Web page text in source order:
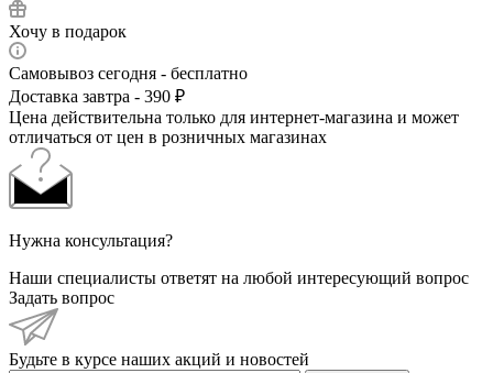
Хочу в подарок
Самовывоз сегодня - бесплатно
Доставка завтра - 390 ₽
Цена действительна только для интернет-магазина и может
отличаться от цен в розничных магазинах
Нужна консультация?
Наши специалисты ответят на любой интересующий вопрос
Задать вопрос
Будьте в курсе наших акций и новостей